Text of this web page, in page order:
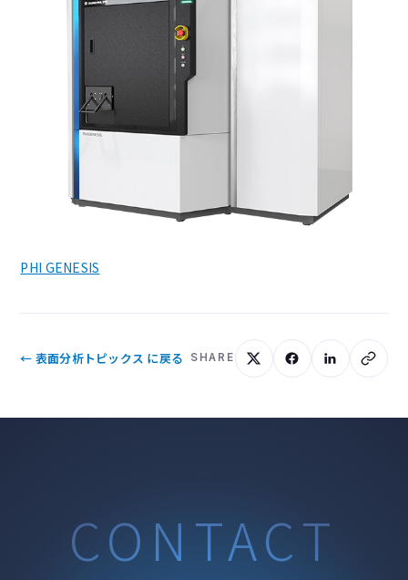
PHI GENESIS
← 表面分析トピックス に戻る SHARE
CONTACT